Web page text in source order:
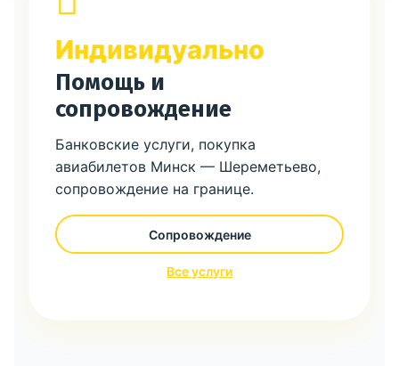
Индивидуально
Помощь и
сопровождение
Банковские услуги, покупка
авиабилетов Минск — Шереметьево,
сопровождение на границе.
Сопровождение
Все услуги